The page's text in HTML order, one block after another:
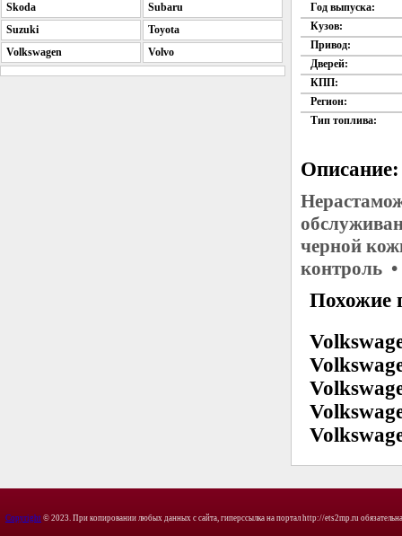
Год выпуска:
Кузов:
Привод:
Дверей:
КПП:
Регион:
Тип топлива:
Описание:
черной
контроль
Похожие
Skoda
Subaru
Suzuki
Toyota
Volkswagen
Volvo
Copyright © 2023. При копировании любых данных с сайта, гиперссылка на портал http://ets2mp.ru